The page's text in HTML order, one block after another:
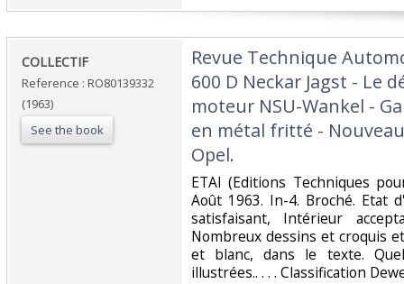
‎COLLECTIF‎
Reference : RO80139332
(1963)
See the book
‎Revue Technique
600 D Neckar Jagst - Le
moteur NSU-Wankel -
en métal fritté -
Opel.‎
‎ETAI (Editions Techniques
Août 1963. In-4. Broché. Etat
satisfaisant, Intérieur
Nombreux dessins et croquis
et blanc, dans le texte.
illustrées.. . . . Classification